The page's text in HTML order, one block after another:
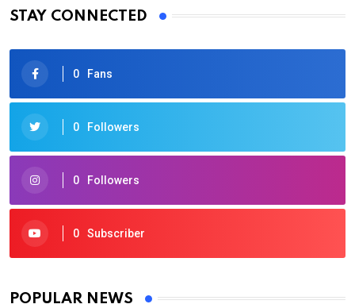
STAY CONNECTED
0 Fans
0 Followers
0 Followers
0 Subscriber
POPULAR NEWS